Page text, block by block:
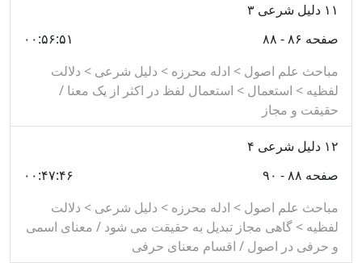
۱۱ دلیل شرعی ۳
صفحه ۸۶ - ۸۸
۰۰:۵۶:۵۱
مباحث علم اصول > ادله محرزه > دلیل شرعی > دلالت
لفظیه > استعمال > استعمال لفظ در اکثر از یک معنا /
حقیقت و مجاز
۱۲ دلیل شرعی ۴
صفحه ۸۸ - ۹۰
۰۰:۴۷:۴۶
مباحث علم اصول > ادله محرزه > دلیل شرعی > دلالت
لفظیه > گاهی مجاز تبدیل به حقیقت می شود / معنای اسمی
و حرفی در اصول / اقسام معنای حرفی